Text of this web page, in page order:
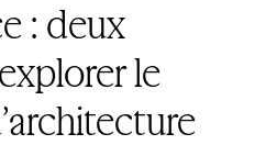
: deux
le